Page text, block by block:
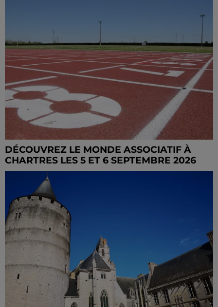
DÉCOUVREZ LE MONDE ASSOCIATIF À
CHARTRES LES 5 ET 6 SEPTEMBRE 2026